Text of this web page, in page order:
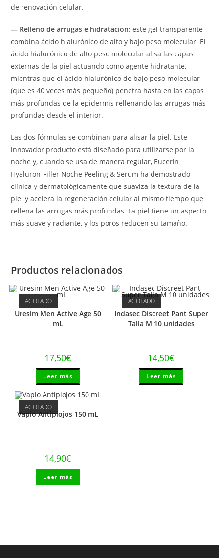
de renovación celular.
— Relleno de arrugas e hidratación: este gel transparente
combina ácido hialurónico de alto y bajo peso molecular. El
ácido hialurónico de alto peso molecular alisa las capas
externas de la piel actuando como agente hidratante,
mientras que el ácido hialurónico de bajo peso molecular
(que es 40 veces más pequeño) penetra hasta en las capas
más profundas de la epidermis rellenando las arrugas más
profundas desde el interior.
Las dos fórmulas se combinan para alisar la piel. Este
innovador producto está diseñado para utilizarse por la
noche y, cuando se usa de manera regular, Eucerin
Hyaluron-Filler Noche Peeling & Serum ha demostrado
clínica y dermatológicamente que suaviza la textura de la
piel y acelera la regeneración celular al mismo tiempo que
rellena las arrugas más profundas. La piel tiene un aspecto
más suave y radiante, y los poros reducen su tamaño.
Productos relacionados
AGOTADO
Uresim Men Active Age 50
mL
17,50€
Leer más
AGOTADO
Indasec Discreet Pant Super
Talla M 10 unidades
14,50€
Leer más
AGOTADO
Vapio Antipiojos 150 mL
14,90€
Leer más